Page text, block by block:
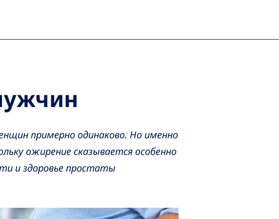
примерно одинаково. Но именно
ожирение сказывается особенно
и здоровье простаты